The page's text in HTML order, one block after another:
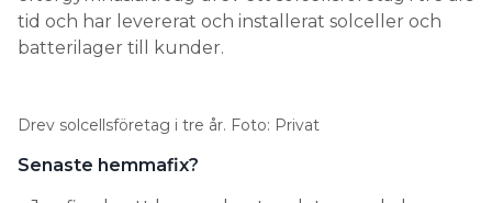
Drev solcellsföretag i tre år. Foto: Privat
– Jag fixade ett hemmakontor, det passade bra nu
hemifrån. Nu har vårt yngsta barn flyttat hemifrån
så jag tog det rummet och installerade